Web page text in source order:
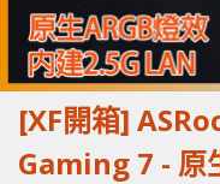
[XF開箱]
Gaming 7 - 原